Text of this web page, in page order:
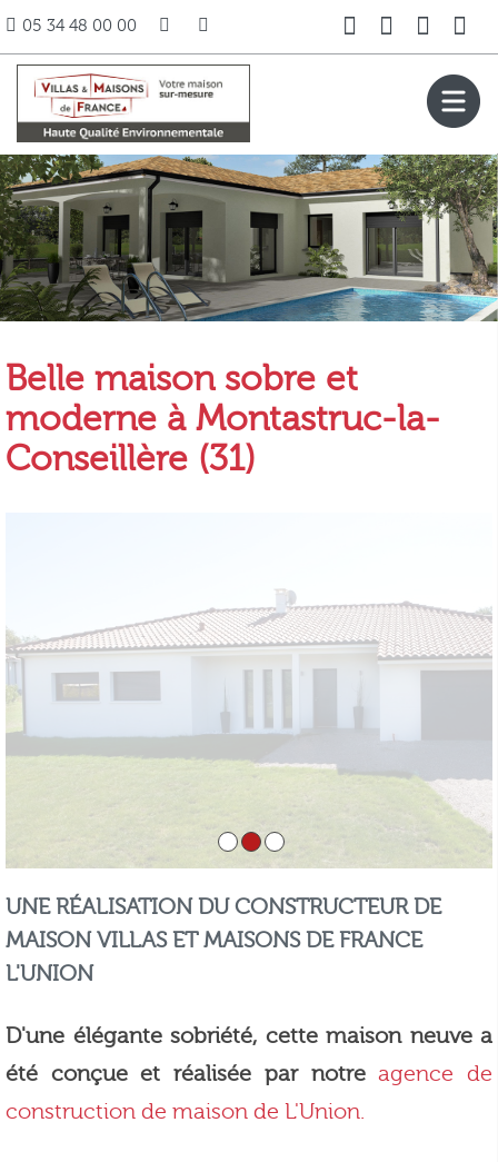
05 34 48 00 00
Belle maison sobre et
moderne à Montastruc-la-
Conseillère (31)
UNE RÉALISATION DU CONSTRUCTEUR DE
MAISON VILLAS ET MAISONS DE FRANCE
L'UNION
D'une élégante sobriété, cette maison neuve a
été conçue et réalisée par notreagence de
construction de maison de L'Union.